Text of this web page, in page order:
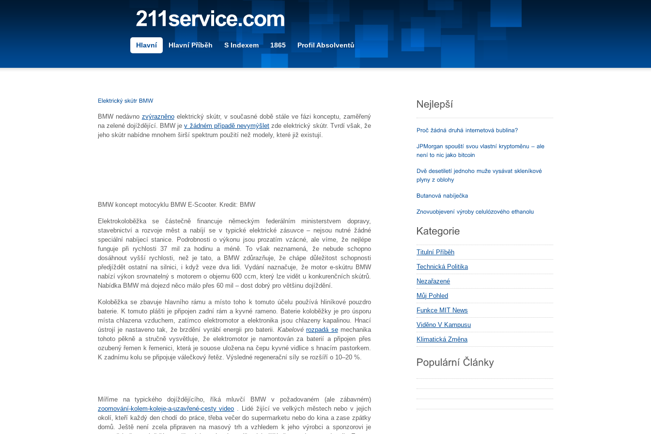
Hlavní Hlavní Příběh S Indexem 1865 Profil Absolventů
BMW nedávno zvýrazněnoelektrický skútr, v současné době stále ve fázi konceptu, zaměřený
na zelené dojíždějící. BMW jev žádném případě nevymýšlet zde elektrický skútr. Tvrdí však, že
jeho skútr nabídne mnohem širší spektrum použití než modely, které již existují.
BMW koncept motocyklu BMW E-Scooter. Kredit: BMW
Elektrokoloběžka se částečně financuje německým federálním ministerstvem dopravy,
stavebnictví a rozvoje měst a nabíjí se v typické elektrické zásuvce – nejsou nutné žádné
speciální nabíjecí stanice. Podrobnosti o výkonu jsou prozatím vzácné, ale víme, že nejlépe
funguje při rychlosti 37 mil za hodinu a méně. To však neznamená, že nebude schopno
dosáhnout vyšší rychlosti, než je tato, a BMW zdůrazňuje, že chápe důležitost schopnosti
předjíždět ostatní na silnici, i když veze dva lidi. Vydání naznačuje, že motor e-skútru BMW
nabízí výkon srovnatelný s motorem o objemu 600 ccm, který lze vidět u konkurenčních skútrů.
Nabídka BMW má dojezd něco málo přes 60 mil – dost dobrý pro většinu dojíždění.
Koloběžka se zbavuje hlavního rámu a místo toho k tomuto účelu používá hliníkové pouzdro
baterie. K tomuto plášti je připojen zadní rám a kyvné rameno. Baterie koloběžky je pro úsporu
místa chlazena vzduchem, zatímco elektromotor a elektronika jsou chlazeny kapalinou. Hnací
ústrojí je nastaveno tak, že brzdění vyrábí energii pro baterii. Kabelové rozpadá semechanika
tohoto pěkně a stručně vysvětluje, že elektromotor je namontován za baterií a připojen přes
ozubený řemen k řemenici, která je souose uložena na čepu kyvné vidlice s hnacím pastorkem.
K zadnímu kolu se připojuje válečkový řetěz. Výsledné regenerační síly se rozšíří o 10–20 %.
Míříme na typického dojíždějícího, říká mluvčí BMW v požadovaném (ale zábavném)
zoomování-kolem-koleje-a-uzavřené-cesty video . Lidé žijící ve velkých městech nebo v jejich
okolí, kteří každý den chodí do práce, třeba večer do supermarketu nebo do kina a zase zpátky
domů. Ještě není zcela připraven na masový trh a vzhledem k jeho výrobci a sponzorovi je
Titulní Příběh
Technická Politika
Nezařazené
Můj Pohled
Funkce MIT News
Viděno V Kampusu
Klimatická Změna